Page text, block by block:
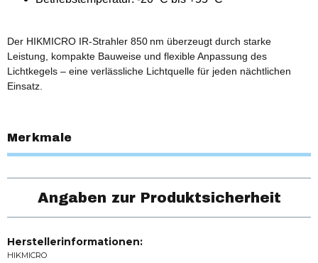
Der HIKMICRO IR-Strahler 850 nm überzeugt durch starke
Leistung, kompakte Bauweise und flexible Anpassung des
Lichtkegels – eine verlässliche Lichtquelle für jeden nächtlichen
Einsatz.
Merkmale
Angaben zur Produktsicherheit
Herstellerinformationen:
HIKMICRO